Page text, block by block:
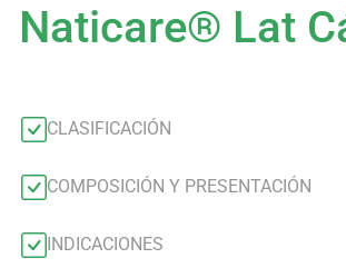
Naticare® Lat
CLASIFICACIÓN
COMPOSICIÓN Y PRESENTACIÓN
INDICACIONES